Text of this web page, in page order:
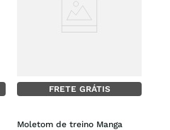
FRETE GRÁTIS
Moletom de treino Manga